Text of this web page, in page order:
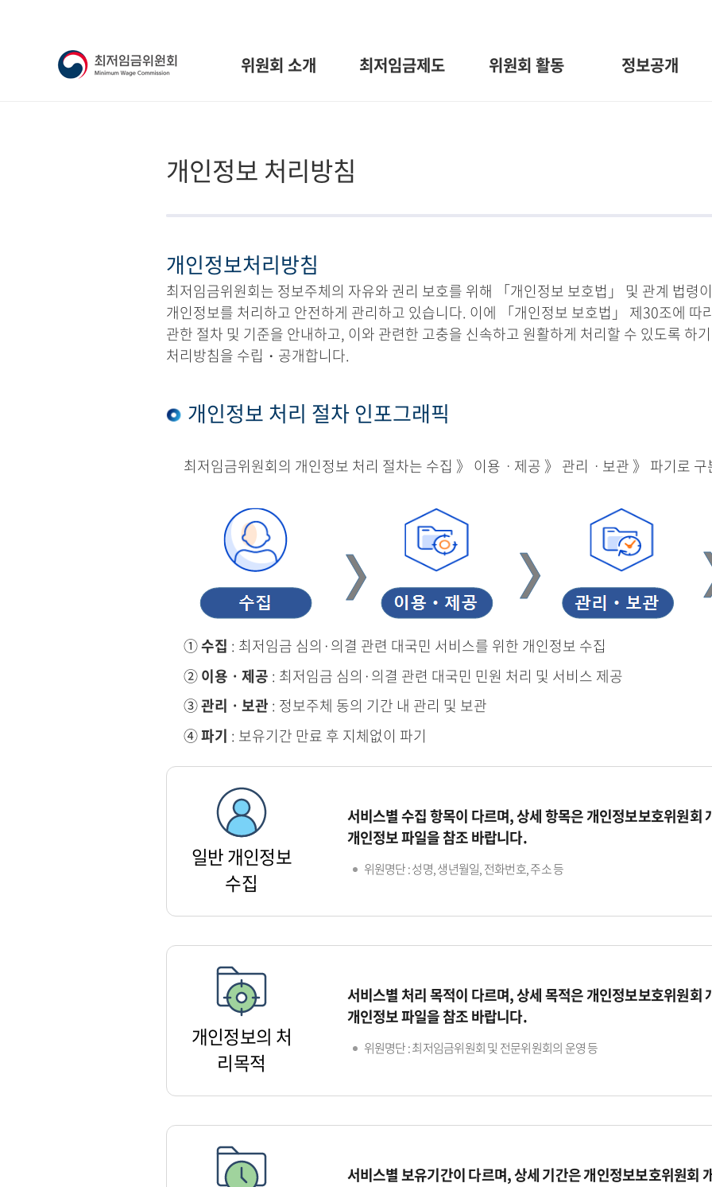
위원회 소개 최저임금제도 위원회 활동 정보공개
개인정보 처리방침
개인정보처리방침
최저임금위원회는 정보주체의 자유와 권리 보호를 위해 「개인정보 보호법」 및 관계 법령
개인정보를 처리하고 안전하게 관리하고 있습니다. 이에 「개인정보 보호법」 제30조에 따
관한 절차 및 기준을 안내하고, 이와 관련한 고충을 신속하고 원활하게 처리할 수 있도록 하
처리방침을 수립・공개합니다.
개인정보 처리 절차 인포그래픽
최저임금위원회의 개인정보 처리 절차는 수집 》 이용ㆍ제공 》 관리ㆍ보관 》 파기로
①수집 : 최저임금 심의·의결 관련 대국민 서비스를 위한 개인정보 수집
② 이용ㆍ제공 : 최저임금 심의·의결 관련 대국민 민원 처리 및 서비스 제공
③관리ㆍ보관 : 정보주체 동의 기간 내 관리 및 보관
④파기 : 보유기간 만료 후 지체없이 파기
일반 개인정보
수집
서비스별 수집 항목이 다르며, 상세 항목은 개인정보보호위원회
개인정보 파일을 참조 바랍니다.
위원명단 : 성명, 생년월일, 전화번호, 주소 등
개인정보의 처
리목적
서비스별 처리 목적이 다르며, 상세 목적은 개인정보보호위원회
개인정보 파일을 참조 바랍니다.
위원명단 : 최저임금위원회 및 전문위원회의 운영 등
서비스별 보유기간이 다르며, 상세 기간은 개인정보보호위원회